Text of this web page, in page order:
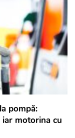
pompă:
iar motorina cu